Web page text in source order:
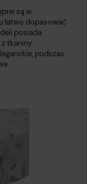
są w
łatwo dopasować
posiada
tkaniny
podczas